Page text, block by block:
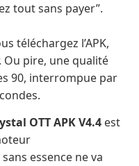
tout sans payer”.
téléchargez l’APK,
Ou pire, une qualité
90, interrompue par
OTT APK V4.4 est
essence ne va